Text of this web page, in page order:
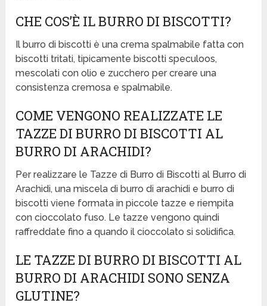
CHE COS’È IL BURRO DI BISCOTTI?
Il burro di biscotti è una crema spalmabile fatta con
biscotti tritati, tipicamente biscotti speculoos,
mescolati con olio e zucchero per creare una
consistenza cremosa e spalmabile.
COME VENGONO REALIZZATE LE
TAZZE DI BURRO DI BISCOTTI AL
BURRO DI ARACHIDI?
Per realizzare le Tazze di Burro di Biscotti al Burro di
Arachidi, una miscela di burro di arachidi e burro di
biscotti viene formata in piccole tazze e riempita
con cioccolato fuso. Le tazze vengono quindi
raffreddate fino a quando il cioccolato si solidifica.
LE TAZZE DI BURRO DI BISCOTTI AL
BURRO DI ARACHIDI SONO SENZA
GLUTINE?